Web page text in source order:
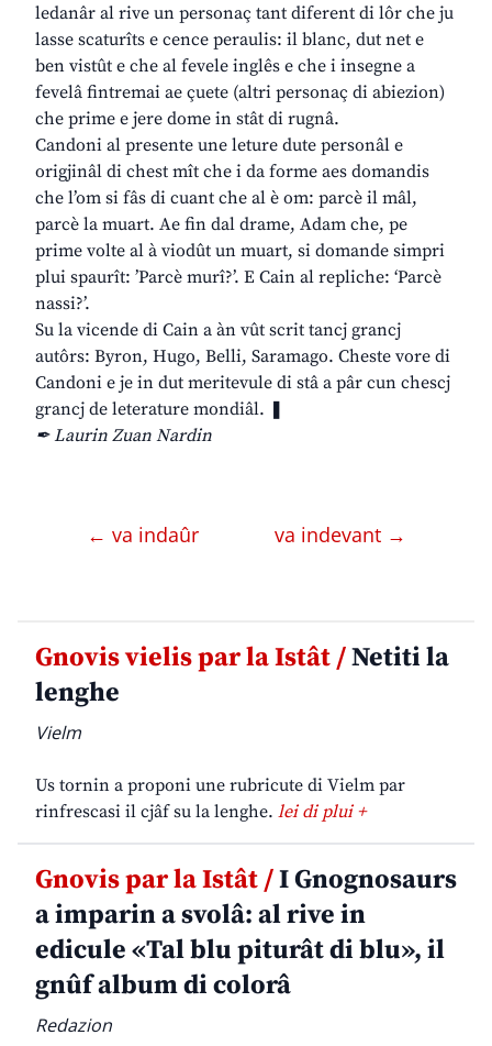
ledanâr al rive un personaç tant diferent di lôr che ju
lasse scaturîts e cence peraulis: il blanc, dut net e
ben vistût e che al fevele inglês e che i insegne a
fevelâ fintremai ae çuete (altri personaç di abiezion)
che prime e jere dome in stât di rugnâ.
Candoni al presente une leture dute personâl e
origjinâl di chest mît che i da forme aes domandis
che l’om si fâs di cuant che al è om: parcè il mâl,
parcè la muart. Ae fin dal drame, Adam che, pe
prime volte al à viodût un muart, si domande simpri
plui spaurît: ’Parcè murî?’. E Cain al repliche: ‘Parcè
nassi?’.
Su la vicende di Cain a àn vût scrit tancj grancj
autôrs: Byron, Hugo, Belli, Saramago. Cheste vore di
Candoni e je in dut meritevule di stâ a pâr cun chescj
grancj de leterature mondiâl. ❚
✒ Laurin Zuan Nardin
← va indaûr va indevant →
Gnovis vielis par la Istât /Netiti la
lenghe
Vielm
Us tornin a proponi une rubricute di Vielm par
rinfrescasi il cjâf su la lenghe. lei di plui +
Gnovis par la Istât /I Gnognosaurs
a imparin a svolâ: al rive in
edicule «Tal blu piturât di blu», il
gnûf album di colorâ
Redazion